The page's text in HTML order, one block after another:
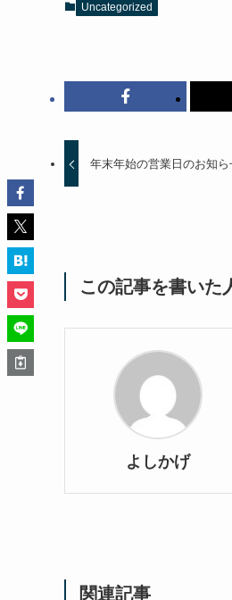
Uncategorized
年末年始の営業日のお知ら
この記事を書いた
よしかげ
関連記事